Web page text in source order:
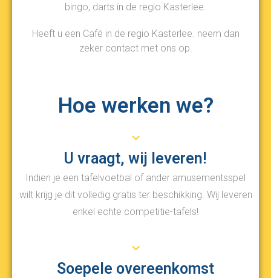
bingo, darts in de regio Kasterlee.
Heeft u een Café in de regio Kasterlee. neem dan
zeker contact met ons op.
Hoe werken we?
U vraagt, wij leveren!
Indien je een tafelvoetbal of ander amusementsspel
wilt krijg je dit volledig gratis ter beschikking. Wij leveren
enkel echte competitie-tafels!
Soepele overeenkomst